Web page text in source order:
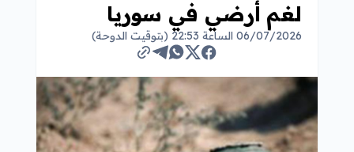
لغم أرضي في سوريا
06/07/2026 الساعة 22:53 (بتوقيت الدوحة)